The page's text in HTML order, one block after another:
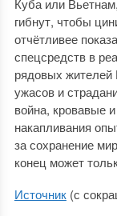
гибнут, чтобы
отчётливее
спецсредств в
рядовых жителей
ужасов и
война, кровавые
накапливания
за сохранение
конец может
Источник(с